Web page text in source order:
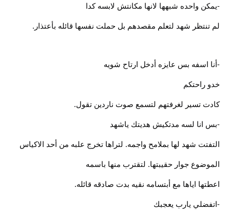
-يمكن واحده شبهها لانها مكانتش لابسه كدا
لم تنتظر شهد لتعلم مقصدهم بل حملت نفسها قائله بأعتذار.
-أنا اسفه بس عايزه أدخل ارتاح شويه
خدو راحتكم
كادت تسير لغرفتهم لتسمع صوت ناردين تقول.
-بس انا لسه مدتكيش هديتك ياشهد
التفتت شهد لها بملامح واجمه. لتراها تخرج علبه من أحد الاكياس
الموضوع جوار حقيبتها. لتقترب منها باسمه
اعطتها اياها مع أبتسامه نقيه بدت صادقه قائله.
-اتفضلي يارب يعجبك